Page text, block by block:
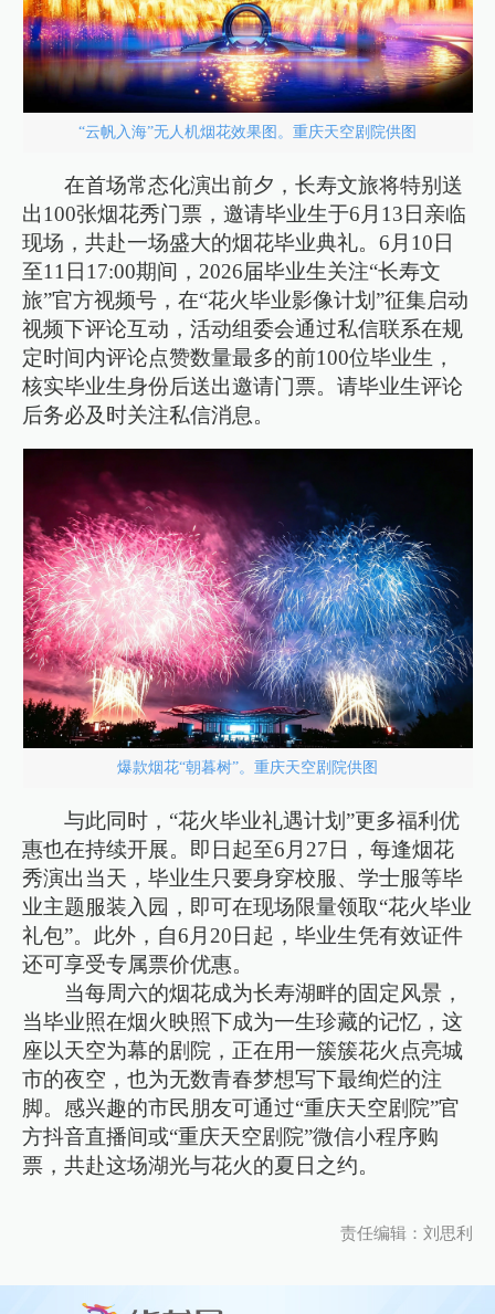
“云帆入海”无人机烟花效果图。重庆天空剧院供图
在首场常态化演出前夕，长寿文旅将特别送
出100张烟花秀门票，邀请毕业生于6月13日亲临
现场，共赴一场盛大的烟花毕业典礼。6月10日
至11日17:00期间，2026届毕业生关注“长寿文
旅”官方视频号，在“花火毕业影像计划”征集启动
视频下评论互动，活动组委会通过私信联系在规
定时间内评论点赞数量最多的前100位毕业生，
核实毕业生身份后送出邀请门票。请毕业生评论
后务必及时关注私信消息。
爆款烟花“朝暮树”。重庆天空剧院供图
与此同时，“花火毕业礼遇计划”更多福利优
惠也在持续开展。即日起至6月27日，每逢烟花
秀演出当天，毕业生只要身穿校服、学士服等毕
业主题服装入园，即可在现场限量领取“花火毕业
礼包”。此外，自6月20日起，毕业生凭有效证件
还可享受专属票价优惠。
当每周六的烟花成为长寿湖畔的固定风景，
当毕业照在烟火映照下成为一生珍藏的记忆，这
座以天空为幕的剧院，正在用一簇簇花火点亮城
市的夜空，也为无数青春梦想写下最绚烂的注
脚。感兴趣的市民朋友可通过“重庆天空剧院”官
方抖音直播间或“重庆天空剧院”微信小程序购
票，共赴这场湖光与花火的夏日之约。
责任编辑：刘思利